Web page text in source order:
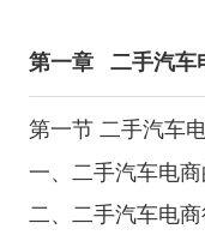
第一章 二手汽车
第一节 二手汽车
一、二手汽车电
二、二手汽车电